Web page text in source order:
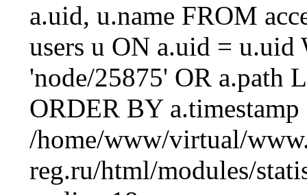
a.uid, u.name FROM
users u ON a.uid = u.uid
'node/25875' OR a.path
ORDER BY
/home/www/virtual/
reg.ru/html/modules/